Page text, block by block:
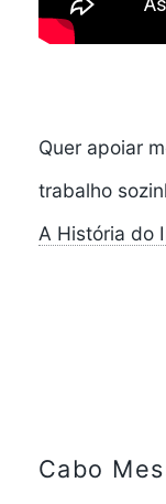
Quer apoiar meu
trabalho
A História do
Cabo